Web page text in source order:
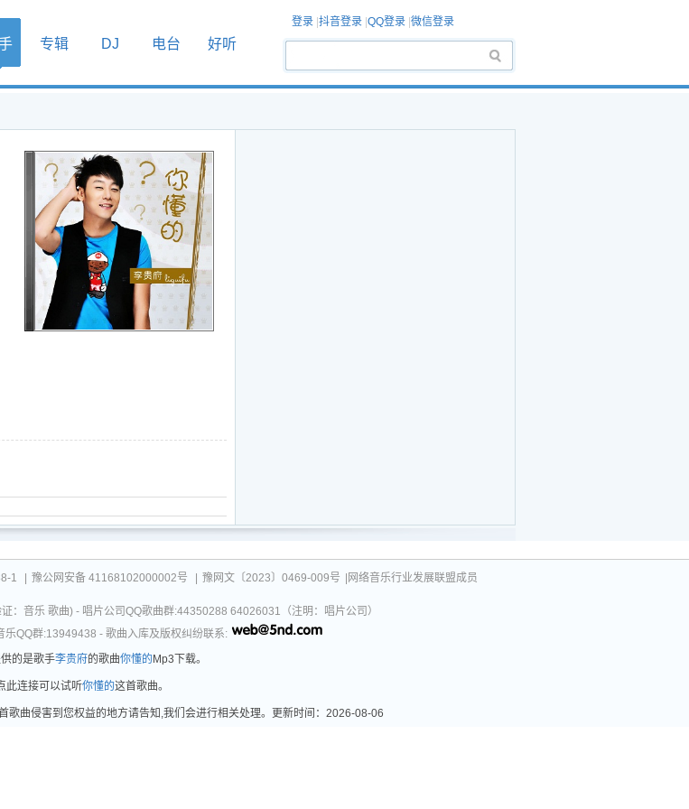
专辑 DJ 电台 好听
登录 抖音登录 QQ登录 微信登录
1 豫公网安备 41168102000002号 豫网文〔2023〕0469-009号 |网络音乐行业发展联盟成员
：音乐 歌曲) - 唱片公司QQ歌曲群:44350288 64026031（注明：唱片公司）
QQ群:13949438 - 歌曲入库及版权纠纷联系:
的是歌手李贵府的歌曲你懂的 Mp3下载。
此连接可以试听你懂的这首歌曲。
歌曲侵害到您权益的地方请告知,我们会进行相关处理。更新时间：2026-08-06